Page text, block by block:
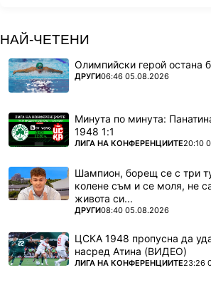
НАЙ-ЧЕТЕНИ
Олимпийски герой остана
ПОВЕЧЕ ОТ
ДРУГИ06:46 05.08.2026
Минута по минута:
1948 1:1
ПОВЕЧЕ ОТ
ЛИГА НА КОНФЕРЕНЦИИТЕ20:10
Шампион, борещ се с три
колене съм и се моля, не
живота си...
ПОВЕЧЕ ОТ
ДРУГИ08:40 05.08.2026
ЦСКА 1948 пропусна да
насред Атина (ВИДЕО)
ПОВЕЧЕ ОТ
ЛИГА НА КОНФЕРЕНЦИИТЕ23:26